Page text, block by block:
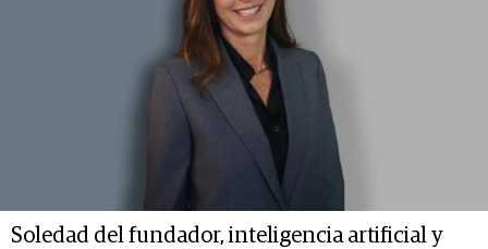
Soledad del fundador, inteligencia artificial y